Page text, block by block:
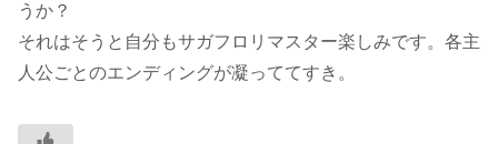
うか？
それはそうと自分もサガフロリマスター楽しみです。各主
人公ごとのエンディングが凝っててすき。